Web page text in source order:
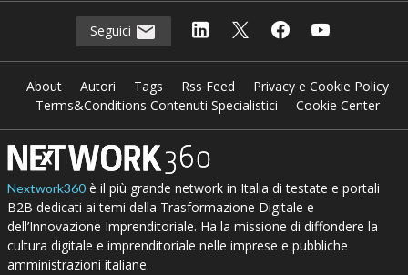
Seguici
About Autori Tags Rss Feed
Privacy e Cookie Policy
Terms&Conditions Contenuti Specialistici
Cookie Center
Nextwork360è il più grande network in Italia di testate e portali
B2B dedicati ai temi della Trasformazione Digitale e
dell’Innovazione Imprenditoriale. Ha la missione di diffondere la
cultura digitale e imprenditoriale nelle imprese e pubbliche
amministrazioni italiane.